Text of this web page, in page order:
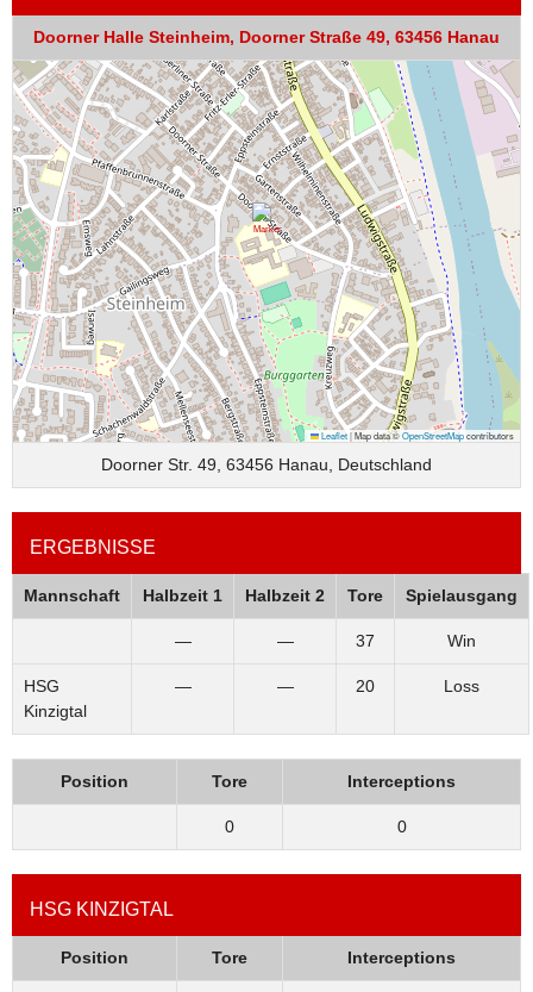
Doorner Halle Steinheim, Doorner Straße 49, 63456 Hanau
Leaflet|Map data ©OpenStreetMapcontributors
Doorner Str. 49, 63456 Hanau, Deutschland
ERGEBNISSE
Mannschaft Halbzeit 1 Halbzeit 2 Tore Spielausgang
— — 37 Win
HSG
Kinzigtal
— — 20 Loss
Position Tore Interceptions
0 0
HSG KINZIGTAL
Position Tore Interceptions